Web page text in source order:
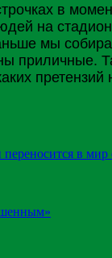
в
на
мы
приличные.
претензий
в мир